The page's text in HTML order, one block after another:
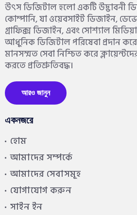
উৎস ডিজিটাল হলো একটি উদ্ভাবনী
কোম্পানি, যা ওয়েবসাইট ডিজাইন,
গ্রাফিক্স ডিজাইন, এবং সোশ্যাল মিডিয়া
আধুনিক ডিজিটাল পরিষেবা প্রদান
মানসম্মত সেবা নিশ্চিত করে
করতে প্রতিশ্রুতিবদ্ধ।
আরও জানুন
একনজরে
হোম
আমাদের সম্পর্কে
আমাদের সেবাসমূহ
যোগাযোগ করুন
সাইন ইন